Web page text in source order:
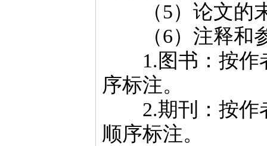
（5）论文的末
（6）注释和参
1.图书：按作者
序标注。
2.期刊：按作者
顺序标注。